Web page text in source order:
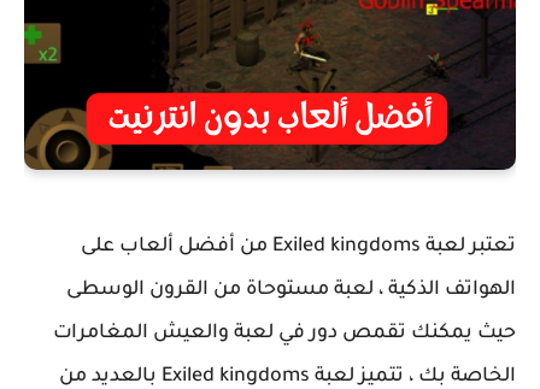
تعتبر لعبة Exiled kingdoms من أفضل ألعاب على
الهواتف الذكية ، لعبة مستوحاة من القرون الوسطى
حيث يمكنك تقمص دور في لعبة والعيش المغامرات
الخاصة بك ، تتميز لعبة Exiled kingdoms بالعديد من